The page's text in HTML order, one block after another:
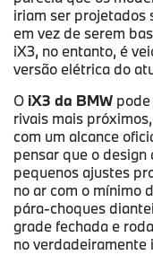
iriam ser projetados
em vez de serem
iX3, no entanto, é
versão elétrica do
O iX3 da BMW
rivais mais
com um alcance
pensar que o design
pequenos ajustes
no ar com o mínimo
pára-choques
grade fechada e
no verdadeiramente